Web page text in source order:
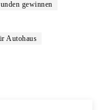
gewinnen
Autohaus